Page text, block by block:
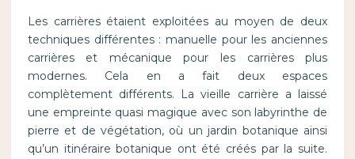
Les carrières étaient exploitées au moyen de deux
techniques différentes : manuelle pour les anciennes
carrières et mécanique pour les carrières plus
modernes. Cela en a fait deux espaces
complètement différents. La vieille carrière a laissé
une empreinte quasi magique avec son labyrinthe de
pierre et de végétation, où un jardin botanique ainsi
qu’un itinéraire botanique ont été créés par la suite.